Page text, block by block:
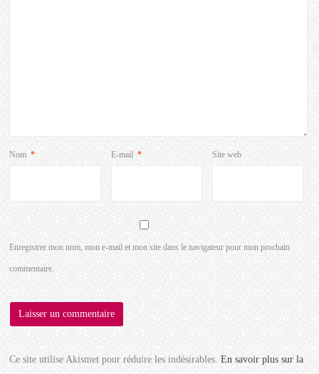
Nom * E-mail * Site web
Enregistrer mon nom, mon e-mail et mon site dans le navigateur pour mon prochain
commentaire.
Ce site utilise Akismet pour réduire les indésirables.En savoir plus sur la